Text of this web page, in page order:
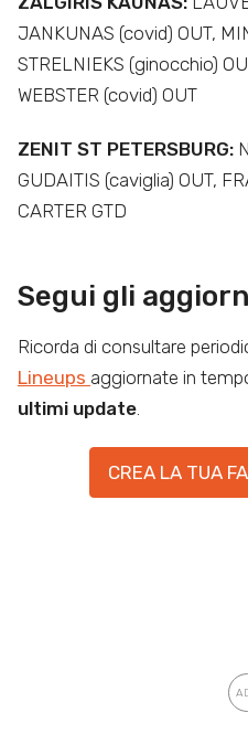
JANKUNAS (covid) OUT,
STRELNIEKS (ginocchio)
WEBSTER (covid) OUT
ZENIT ST PETERSBURG:
GUDAITIS (caviglia) OUT,
CARTER GTD
Segui gli
Ricorda di consultare
Lineups aggiornate in
ultimi update
CREA LA TUA